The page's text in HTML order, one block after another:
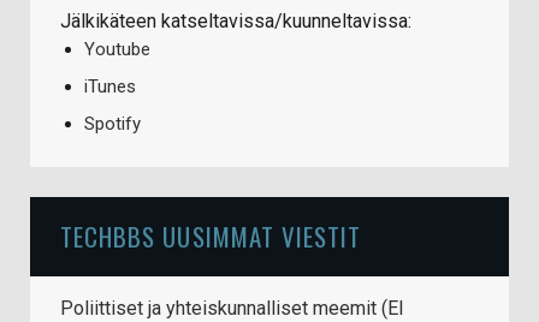
Jälkikäteen katseltavissa/kuunneltavissa:
Youtube
iTunes
Spotify
TECHBBS UUSIMMAT VIESTIT
Poliittiset ja yhteiskunnalliset meemit (EI